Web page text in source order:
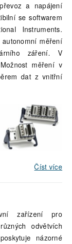
a napájení
se softwarem
Instruments.
měření
záření. V
měření v
dat z vnitřní
Číst více
zařízení pro
odvětvích
názorné